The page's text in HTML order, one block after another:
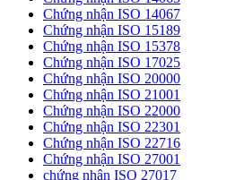
Chứng nhận ISO 14067
Chứng nhận ISO 15189
Chứng nhận ISO 15378
Chứng nhận ISO 17025
Chứng nhận ISO 20000
Chứng nhận ISO 21001
Chứng nhận ISO 22000
Chứng nhận ISO 22301
Chứng nhận ISO 22716
Chứng nhận ISO 27001
chứng nhận ISO 27017